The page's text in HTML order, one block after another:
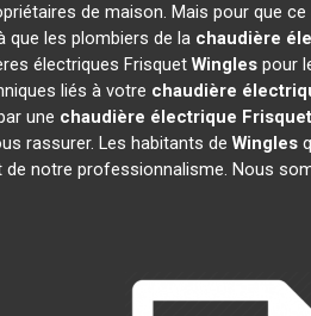
de maison. Mais pour que
que les plombiers de la chaudière
électriques Frisquet Wingles pour
liés à votre chaudière
une chaudière électrique Frisquet
rassurer. Les habitants de Wingles
de notre professionnalisme. Nous